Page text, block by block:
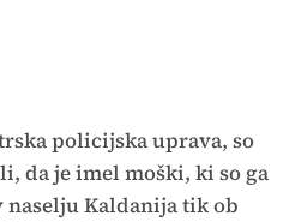
policijska uprava, so
da je imel moški, ki so ga
Kaldanija tik ob